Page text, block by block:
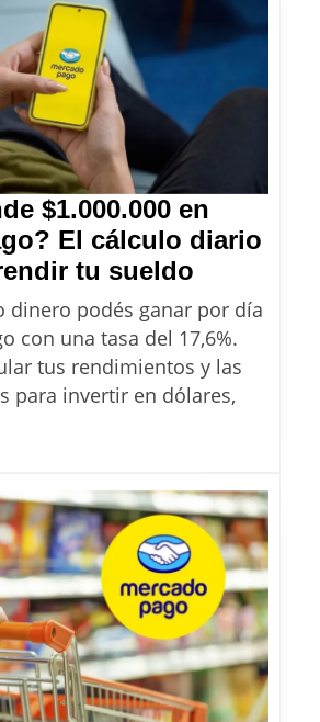
agosto
2026
$1.000.000 en
El cálculo diario
tu sueldo
rinde
en
Mercado
cálculo
diario
para
hacer
rendir
tu
sueldo
dinero podés ganar por día
con una tasa del 17,6%.
tus rendimientos y las
para invertir en dólares,